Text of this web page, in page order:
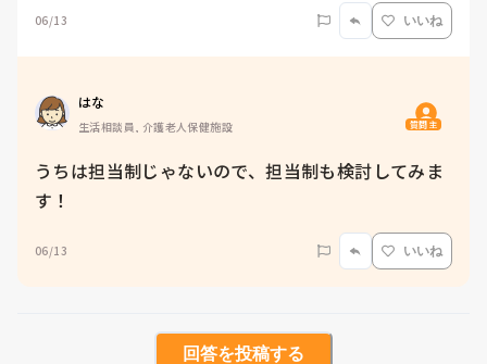
06/13 いいね
はな
生活相談員, 介護老人保健施設 質問主
うちは担当制じゃないので、担当制も検討してみま
す！
06/13 いいね
回答を投稿する